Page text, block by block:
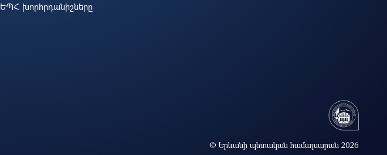
ԵՊՀ խորհրդանիշները
© Երևանի պետական համալսարան 2026